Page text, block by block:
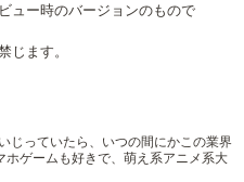
ュー時のバージョンのもので
じます。
じっていたら、いつの間にかこの業界
ホゲームも好きで、萌え系アニメ系大